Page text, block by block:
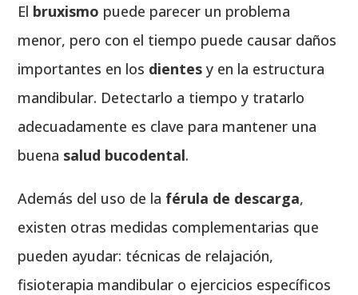
El bruxismo puede parecer un problema
menor, pero con el tiempo puede causar daños
importantes en los dientes y en la estructura
mandibular. Detectarlo a tiempo y tratarlo
adecuadamente es clave para mantener una
buena salud bucodental.
Además del uso de la férula de descarga,
existen otras medidas complementarias que
pueden ayudar: técnicas de relajación,
fisioterapia mandibular o ejercicios específicos